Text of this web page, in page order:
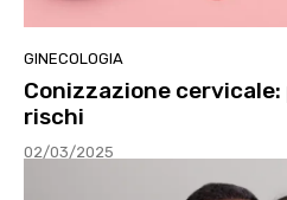
GINECOLOGIA
Conizzazione
rischi
02/03/2025